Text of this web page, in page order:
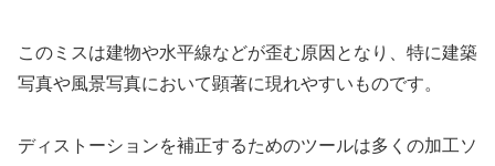
このミスは建物や水平線などが歪む原因となり、特に建築
写真や風景写真において顕著に現れやすいものです。
ディストーションを補正するためのツールは多くの加工ソ